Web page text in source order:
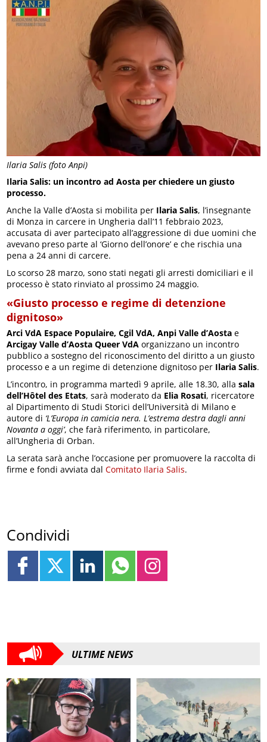
Ilaria Salis (foto Anpi)
Ilaria Salis: un incontro ad Aosta per chiedere un giusto
processo.
Anche la Valle d’Aosta si mobilita per Ilaria Salis, l’insegnante
di Monza in carcere in Ungheria dall’11 febbraio 2023,
accusata di aver partecipato all’aggressione di due uomini che
avevano preso parte al ‘Giorno dell’onore’ e che rischia una
pena a 24 anni di carcere.
Lo scorso 28 marzo, sono stati negati gli arresti domiciliari e il
processo è stato rinviato al prossimo 24 maggio.
«Giusto processo e regime di detenzione
dignitoso»
Arci VdA Espace Populaire, Cgil VdA, Anpi Valle d’Aosta e
Arcigay Valle d’Aosta Queer VdA organizzano un incontro
pubblico a sostegno del riconoscimento del diritto a un giusto
processo e a un regime di detenzione dignitoso per Ilaria Salis.
L’incontro, in programma martedì 9 aprile, alle 18.30, allasala
dell’Hôtel des Etats, sarà moderato da Elia Rosati, ricercatore
al Dipartimento di Studi Storici dell’Università di Milano e
autore di ‘L’Europa in camicia nera. L’estrema destra dagli anni
Novanta a oggi’, che farà riferimento, in particolare,
all’Ungheria di Orban.
La serata sarà anche l’occasione per promuovere la raccolta di
firme e fondi avviata dalComitato Ilaria Salis.
Condividi
ULTIME NEWS